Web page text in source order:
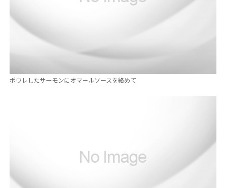
ポワレしたサーモンにオマールソースを絡めて